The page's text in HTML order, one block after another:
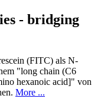
- bridging
(FITC) als N-
"long chain (C6
hexanoic acid]" von
More ...